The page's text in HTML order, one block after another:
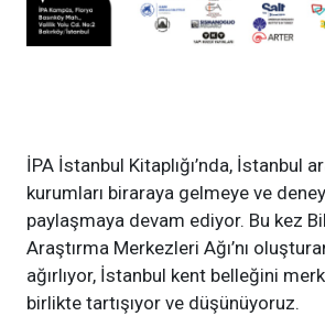
İPA İstanbul Kitaplığı’nda, İstanbul
kurumları biraraya gelmeye ve
paylaşmaya devam ediyor. Bu kez
Araştırma Merkezleri Ağı’nı
ağırlıyor, İstanbul kent belleğini
birlikte tartışıyor ve düşünüyoruz.